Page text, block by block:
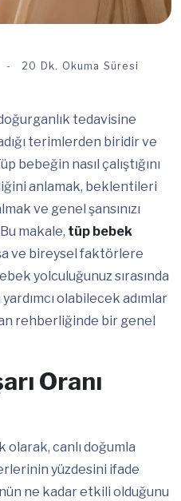
20 Dk. Okuma Süresi
tedavisine
terimlerden biridir ve
bebeğin nasıl çalıştığını
anlamak, beklentileri
ve genel şansınızı
makale, tüp bebek
ve bireysel faktörlere
yolculuğunuz sırasında
yardımcı olabilecek adımlar
rehberliğinde bir genel
Oranı
olarak, canlı doğumla
yüzdesini ifade
ne kadar etkili olduğunu